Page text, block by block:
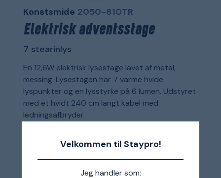
Velkommen til Staypro!
Jeg handler som:
Konstsmide 2050-810TR
Elektrisk adventsstage
7 stearinlys
En 12,6W elektrisk lysestage lavet af metal,
messing. Lysestagen har 7 varme hvide
lyspunkter og en lysstyrke på 6 lumen. Udstyret
med et hvidt 240 cm langt kabel med
ledningsafbryder.